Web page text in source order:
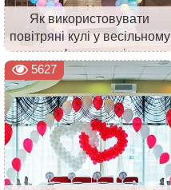
Як використовувати
повітряні кулі у весільному
оформленні
5627